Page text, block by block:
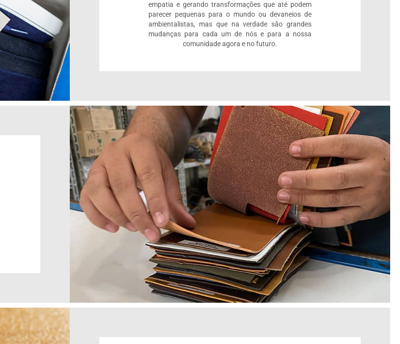
empatia e gerando transformações que até podem
parecer pequenas para o mundo ou devaneios de
ambientalistas, mas que na verdade são grandes
mudanças para cada um de nós e para a nossa
comunidade agora e no futuro.